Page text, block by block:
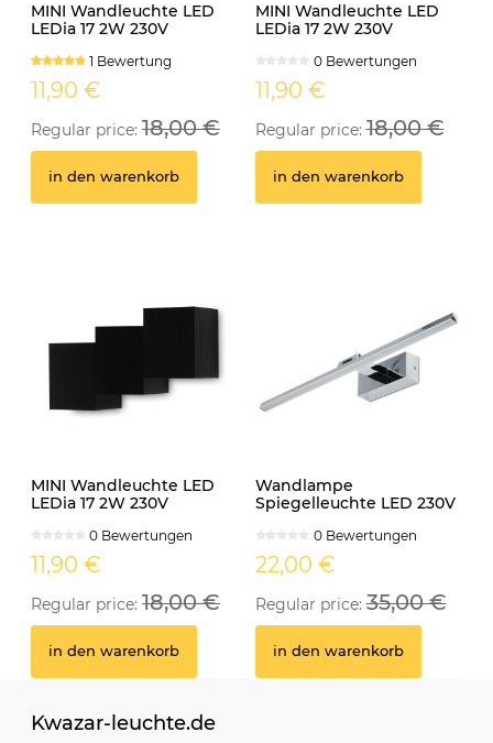
MINI Wandleuchte LED
LEDia 17 2W 230V
1 Bewertung
11,90 €
Regular price: 18,00 €
in den warenkorb
MINI Wandleuchte LED
LEDia 17 2W 230V
0 Bewertungen
11,90 €
Regular price:18,00 €
in den warenkorb
MINI Wandleuchte LED
LEDia 17 2W 230V
0 Bewertungen
11,90 €
Regular price: 18,00 €
in den warenkorb
Wandlampe
Spiegelleuchte LED 230V
schwenkbar chrom
0 Bewertungen
22,00 €
Regular price:35,00 €
in den warenkorb
Kwazar-leuchte.de